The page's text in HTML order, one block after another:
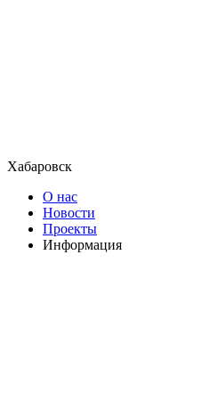
Хабаровск
О нас
Новости
Проекты
Информация